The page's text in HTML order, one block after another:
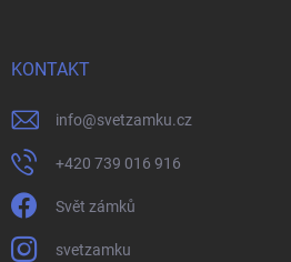
KONTAKT
info@svetzamku.cz
+420 739 016 916
Svět zámků
svetzamku